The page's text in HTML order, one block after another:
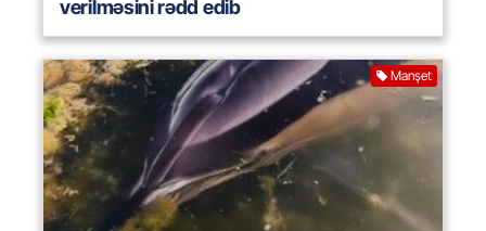
verilməsini rədd edib
Manşet